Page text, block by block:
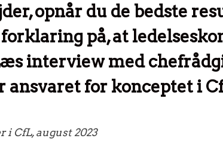
opnår du de bedste
på, at
interview med
ansvaret for konceptet i
CfL, august 2023